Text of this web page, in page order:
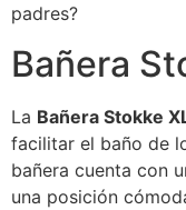
padres?
Bañera
La Bañera Stokke
facilitar el baño de
bañera cuenta con
una posición